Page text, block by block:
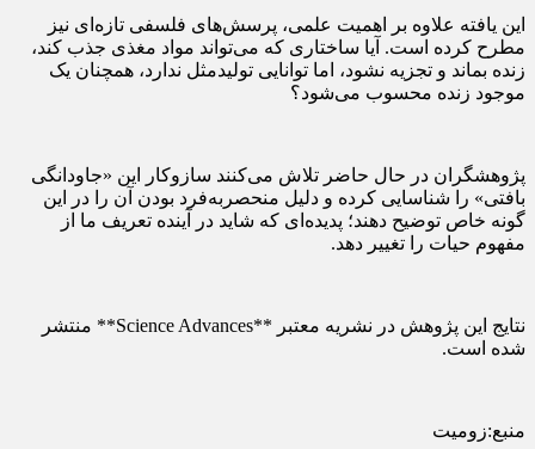
این یافته علاوه بر اهمیت علمی، پرسش‌های فلسفی تازه‌ای نیز
مطرح کرده است. آیا ساختاری که می‌تواند مواد مغذی جذب کند،
زنده بماند و تجزیه نشود، اما توانایی تولیدمثل ندارد، همچنان یک
موجود زنده محسوب می‌شود؟
پژوهشگران در حال حاضر تلاش می‌کنند سازوکار این «جاودانگی
بافتی» را شناسایی کرده و دلیل منحصربه‌فرد بودن آن را در این
گونه خاص توضیح دهند؛ پدیده‌ای که شاید در آینده تعریف ما از
مفهوم حیات را تغییر دهد.
نتایج این پژوهش در نشریه معتبر **Science Advances** منتشر
شده است.
منبع:زومیت